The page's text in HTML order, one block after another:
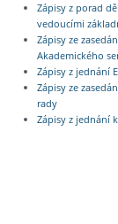
Zápisy z porad
vedoucími
Zápisy ze
Akademického
Zápisy z jednání
Zápisy ze
rady
Zápisy z jednání